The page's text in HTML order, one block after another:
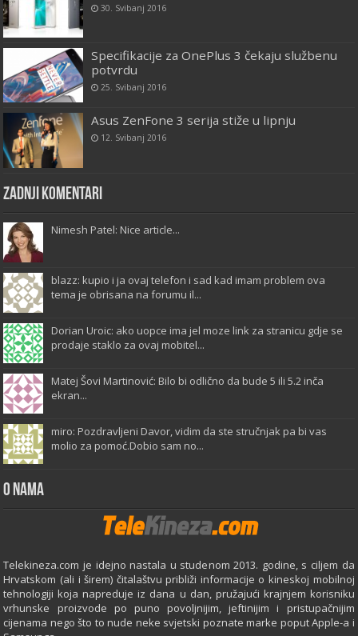
30. Svibanj 2016
Specifikacije za OnePlus 3 čekaju službenu
potvrdu
25. Svibanj 2016
Asus ZenFone 3 serija stiže u lipnju
12. Svibanj 2016
Zadnji komentari
Nimesh Patel: Nice article...
blazz: kupio i ja ovaj telefon i sad kad imam problem ova
tema je obrisana na forumu il...
Dorian Uroic: ako uopce ima jel moze link za stranicu gdje se
prodaje staklo za ovaj mobitel...
Matej Šovi Martinović: Bilo bi odlično da bude 5 ili 5.2 inča
ekran...
miro: Pozdravljeni Davor, vidim da ste stručnjak pa bi vas
molio za pomoć.Dobio sam no...
O Nama
Telekineza.com je idejno nastala u studenom 2013. godine, s ciljem da
Hrvatskom (ali i širem) čitalaštvu približi informacije o kineskoj mobilnoj
tehnologiji koja napreduje iz dana u dan, pružajući krajnjem korisniku
vrhunske proizvode po puno povoljnijim, jeftinijim i pristupačnijim
cijenama nego što to nude neke svjetski poznate marke poput Apple-a i